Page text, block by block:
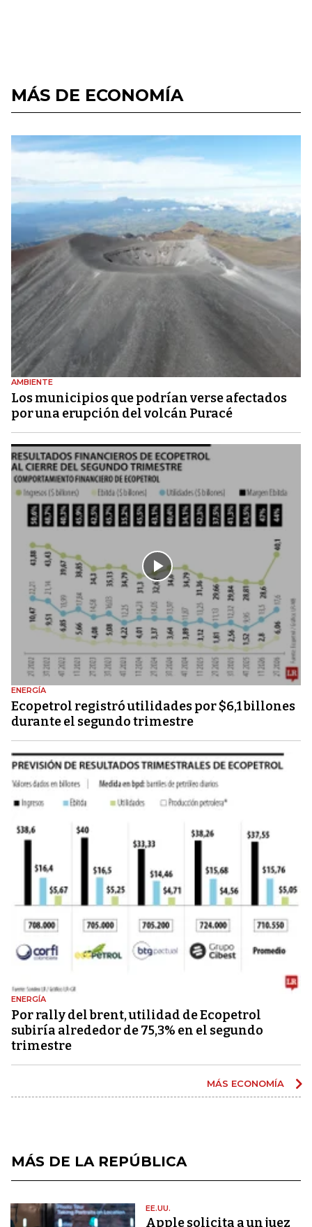
MÁS DE ECONOMÍA
AMBIENTE
Los municipios que podrían verse afectados
por una erupción del volcán Puracé
ENERGÍA
Ecopetrol registró utilidades por $6,1 billones
durante el segundo trimestre
ENERGÍA
Por rally del brent, utilidad de Ecopetrol
subiría alrededor de 75,3% en el segundo
trimestre
MÁS ECONOMÍA
MÁS DE LA REPÚBLICA
EE.UU.
Apple solicita a un juez